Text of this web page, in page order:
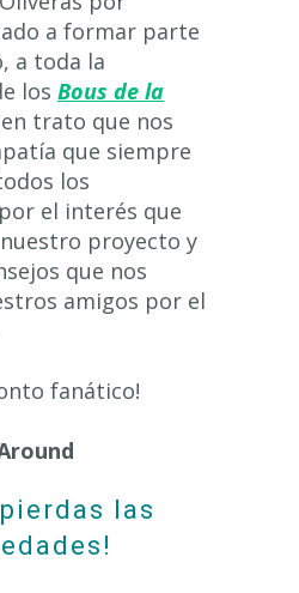
a formar parte
a toda la
los Bous de la
trato que nos
que siempre
los
el interés que
proyecto y
que nos
amigos por el
fanático!
las